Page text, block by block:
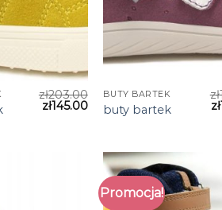
zł203.00
zł145.00
BUTY BARTEK
buty bartek
zł
zł
Promocja!